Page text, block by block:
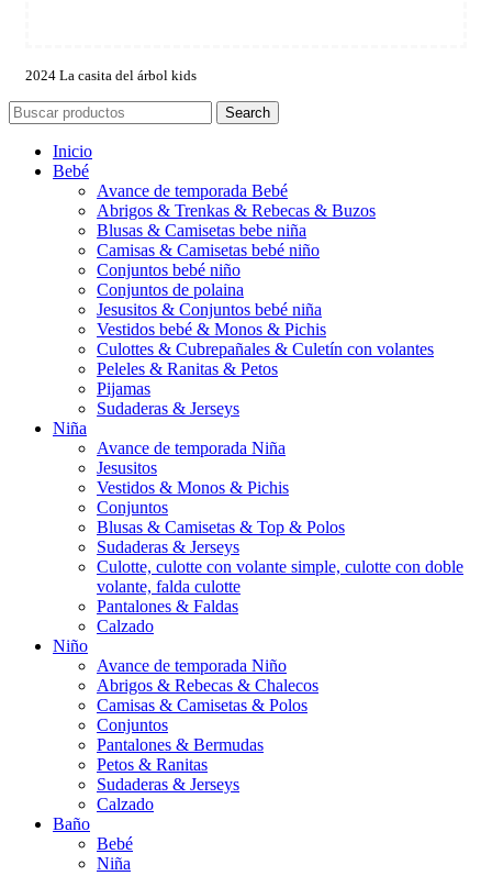
2024 La casita del árbol kids
Search
Inicio
Bebé
Avance de temporada Bebé
Abrigos & Trenkas & Rebecas & Buzos
Blusas & Camisetas bebe niña
Camisas & Camisetas bebé niño
Conjuntos bebé niño
Conjuntos de polaina
Jesusitos & Conjuntos bebé niña
Vestidos bebé & Monos & Pichis
Culottes & Cubrepañales & Culetín con volantes
Peleles & Ranitas & Petos
Pijamas
Sudaderas & Jerseys
Niña
Avance de temporada Niña
Jesusitos
Vestidos & Monos & Pichis
Conjuntos
Blusas & Camisetas & Top & Polos
Sudaderas & Jerseys
Culotte, culotte con volante simple, culotte con doble
volante, falda culotte
Pantalones & Faldas
Calzado
Niño
Avance de temporada Niño
Abrigos & Rebecas & Chalecos
Camisas & Camisetas & Polos
Conjuntos
Pantalones & Bermudas
Petos & Ranitas
Sudaderas & Jerseys
Calzado
Baño
Bebé
Niña